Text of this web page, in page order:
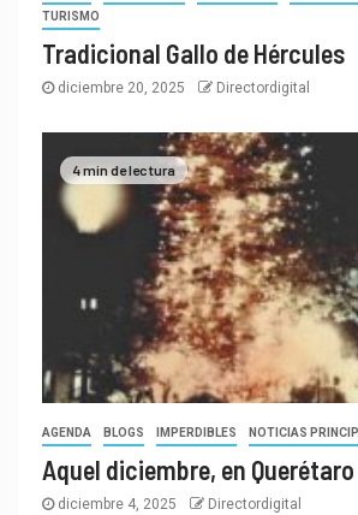
TURISMO
Tradicional Gallo de Hércules
diciembre 20, 2025 Directordigital
4 min de lectura
AGENDA BLOGS IMPERDIBLES NOTICIAS
Aquel diciembre, en Querétaro
diciembre 4, 2025 Directordigital